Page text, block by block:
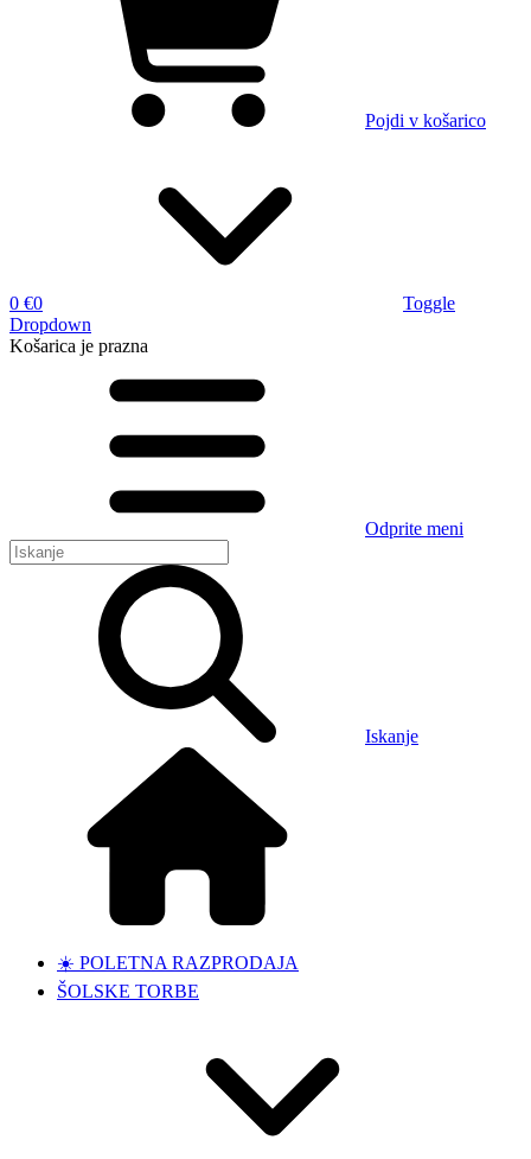
Pojdi v košarico
0 €0
Toggle
Dropdown
Košarica je prazna
Odprite meni
Iskanje
☀️ POLETNA RAZPRODAJA
ŠOLSKE TORBE